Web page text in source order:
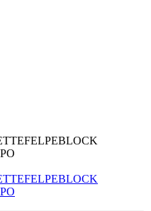
FELPEBLOCK
FELPEBLOCK